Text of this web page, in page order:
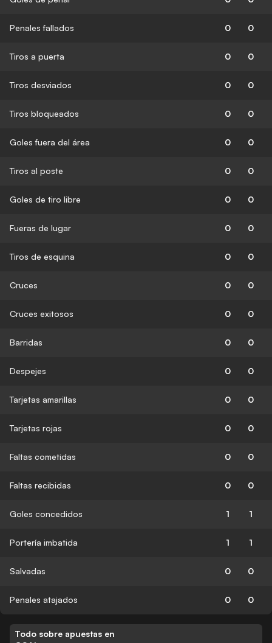
Penales fallados 0 0
Tiros a puerta 0 0
Tiros desviados 0 0
Tiros bloqueados 0 0
Goles fuera del área 0 0
Tiros al poste 0 0
Goles de tiro libre 0 0
Fueras de lugar 0 0
Tiros de esquina 0 0
Cruces 0 0
Cruces exitosos 0 0
Barridas 0 0
Despejes 0 0
Tarjetas amarillas 0 0
Tarjetas rojas 0 0
Faltas cometidas 0 0
Faltas recibidas 0 0
Goles concedidos 1 1
Portería imbatida 1 1
Salvadas 0 0
Penales atajados 0 0
Todo sobre apuestas en